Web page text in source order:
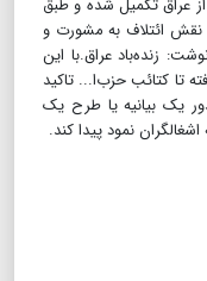
عراق تکمیل شده و طبق
نقش ائتلاف به مشورت و
زنده‌باد عراق.با این
تا کتائب حزب‌ا... تاکید
یک بیانیه یا طرح یک
نمود پیدا کند.